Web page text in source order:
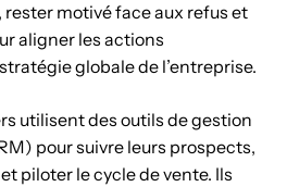
motivé face aux refus et
aligner les actions
globale de l’entreprise.
utilisent des outils de gestion
pour suivre leurs prospects,
piloter le cycle de vente. Ils